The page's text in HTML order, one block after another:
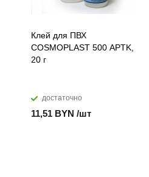
Клей для ПВХ
COSMOPLAST 500 APTK,
20 г
достаточно
11,51 BYN /шт